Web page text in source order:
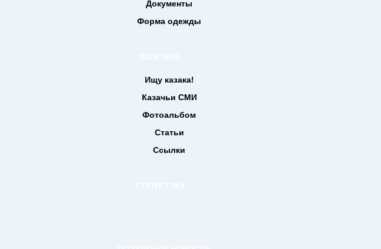
Документы
Форма одежды
Ищу казака!
Казачьи СМИ
Фотоальбом
Статьи
Ссылки